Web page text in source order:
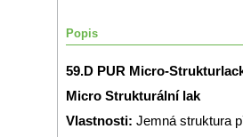
Popis
59.D PUR Micro-
Micro Strukturální lak
Vlastnosti: Jemná struktura